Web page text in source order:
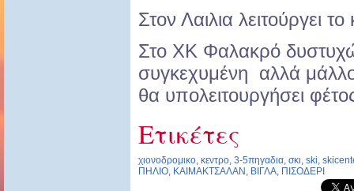
Στον Λαιλια λειτούργει
Στο ΧΚ Φαλακρό
συγκεχυμένη αλλά
θα υπολειτουργήσει
Ετικέτες
χιονοδρομικο, κεντρο, 3-5πηγαδια, σκι, ski,
ΠΗΛΙΟ, ΚΑΙΜΑΚΤΣΑΛΑΝ , ΒΙΓΛΑ, ΠΙΣΟΔΕΡΙ